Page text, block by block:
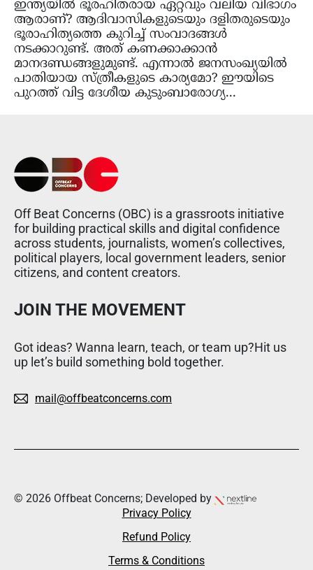
ഇന്ത്യയിൽ ഭൂരഹിതരായ ഏറ്റവും വലിയ വിഭാഗം
ആരാണ്? ആദിവാസികളുടെയും ദളിതരുടെയും
ഭൂരാഹിത്യത്തെ കുറിച്ച് സംവാദങ്ങൾ
നടക്കാറുണ്ട്. അത് കണക്കാക്കാൻ
മാനദണ്ഡങ്ങളുമുണ്ട്. എന്നാൽ ജനസംഖ്യയിൽ
പാതിയായ സ്ത്രീകളുടെ കാര്യമോ? ഈയിടെ
പുറത്ത് വിട്ട ദേശീയ കുടുംബാരോഗ്യ...
Off Beat Concerns (OBC) is a grassroots initiative
for building practical skills and digital confidence
across students, journalists, women’s collectives,
political players, local government leaders, senior
citizens, and content creators.
JOIN THE MOVEMENT
Got ideas? Wanna learn, teach, or team up?Hit us
up let’s build something bold together.
mail@offbeatconcerns.com
© 2026 Offbeat Concerns; Developed by
Privacy Policy
Refund Policy
Terms & Conditions